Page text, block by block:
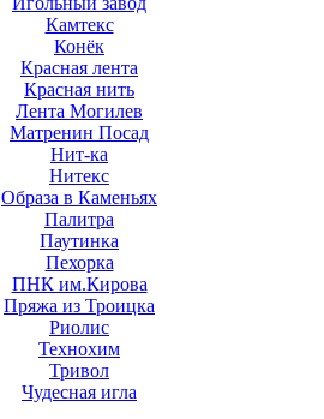
Камтекс
Конёк
Красная лента
Красная нить
Лента Могилев
Матренин Посад
Нит-ка
Нитекс
Образа в Каменьях
Палитра
Паутинка
Пехорка
ПНК им.Кирова
Пряжа из Троицка
Риолис
Технохим
Тривол
Чудесная игла